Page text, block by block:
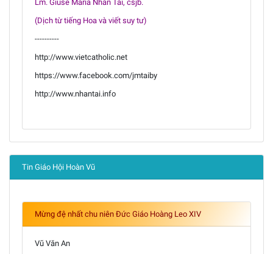
Lm. Giuse Maria Nhân Tài, csjb.
(Dịch từ tiếng Hoa và viết suy tư)
----------
http://www.vietcatholic.net
https://www.facebook.com/jmtaiby
http://www.nhantai.info
Tin Giáo Hội Hoàn Vũ
Mừng đệ nhất chu niên Đức Giáo Hoàng Leo XIV
Vũ Văn An